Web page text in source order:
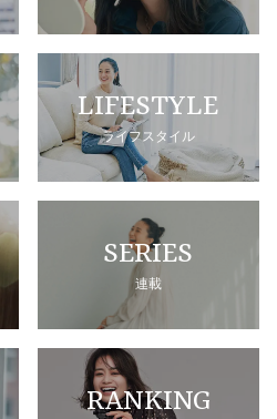
LIFESTYLE
ライフスタイル
SERIES
連載
RANKING